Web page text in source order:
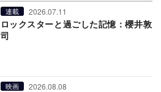
連載 2026.07.11
ロックスターと過ごした記憶：櫻井敦
司
映画 2026.08.08